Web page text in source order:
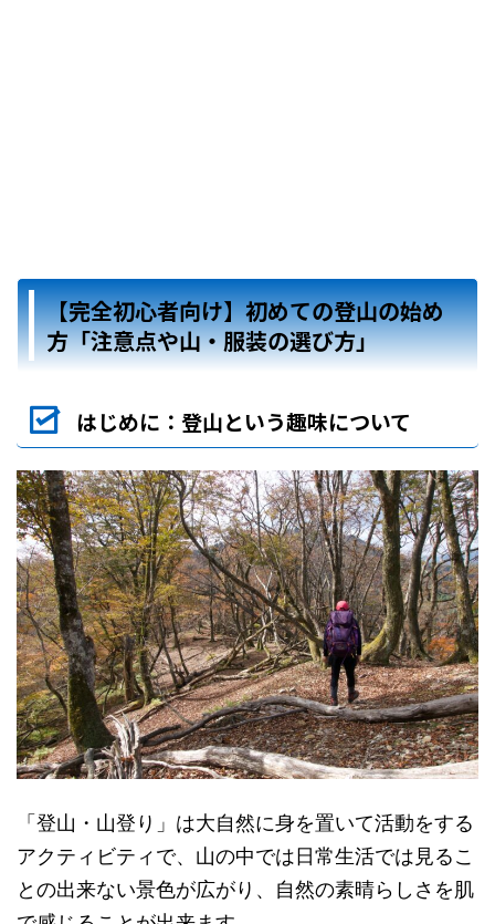
【完全初心者向け】初めての登山の始め
方「注意点や山・服装の選び方」
はじめに：登山という趣味について
「登山・山登り」は大自然に身を置いて活動をする
アクティビティで、山の中では日常生活では見るこ
との出来ない景色が広がり、自然の素晴らしさを肌